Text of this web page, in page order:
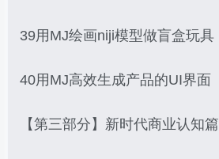
39用MJ绘画niji模型做盲盒玩具
40用MJ高效生成产品的UI界面
【第三部分】新时代商业认知篇